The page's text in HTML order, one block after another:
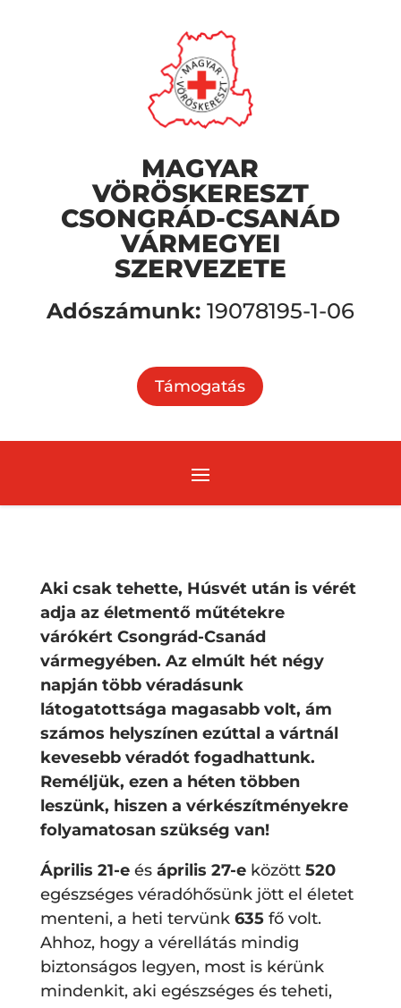
MAGYAR
VÖRÖSKERESZT
CSONGRÁD-CSANÁD
VÁRMEGYEI
SZERVEZETE
Adószámunk: 19078195-1-06
Támogatás
Aki csak tehette, Húsvét után is vérét
adja az életmentő műtétekre
várókért Csongrád-Csanád
vármegyében. Az elmúlt hét négy
napján több véradásunk
látogatottsága magasabb volt, ám
számos helyszínen ezúttal a vártnál
kevesebb véradót fogadhattunk.
Reméljük, ezen a héten többen
leszünk, hiszen a vérkészítményekre
folyamatosan szükség van!
Április 21-eés április 27-eközött 520
egészséges véradóhősünk jött el életet
menteni, a heti tervünk 635fő volt.
Ahhoz, hogy a vérellátás mindig
biztonságos legyen, most is kérünk
mindenkit, aki egészséges és teheti,